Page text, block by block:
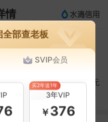
情
中国国籍，管理学学士，无
北京捷成世纪科技...
展开
部查老板
SVIP会员
3年VIP
￥376
买2年送1年